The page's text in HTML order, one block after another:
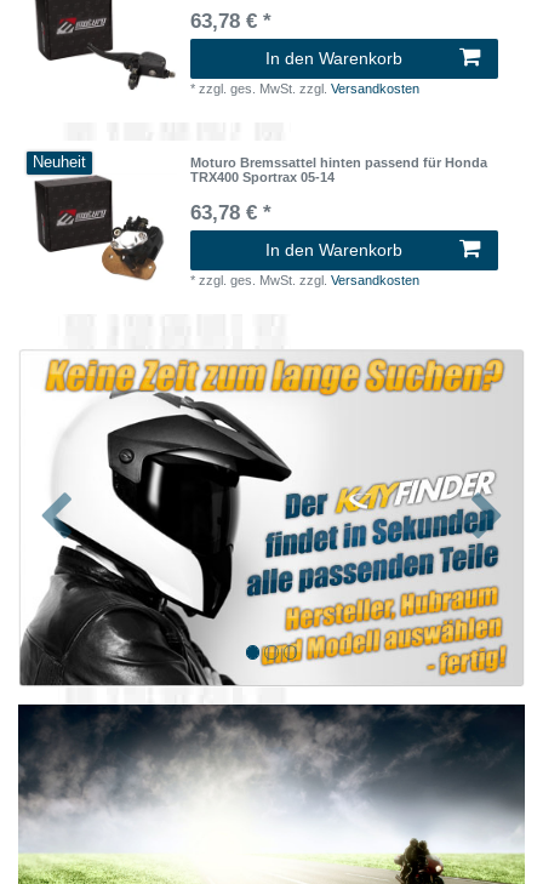
63,78 € *
In den Warenkorb
*zzgl. ges. MwSt. zzgl.Versandkosten
Neuheit
Moturo Bremssattel hinten passend für Honda
TRX400 Sportrax 05-14
63,78 € *
In den Warenkorb
*zzgl. ges. MwSt. zzgl.Versandkosten
Zurück